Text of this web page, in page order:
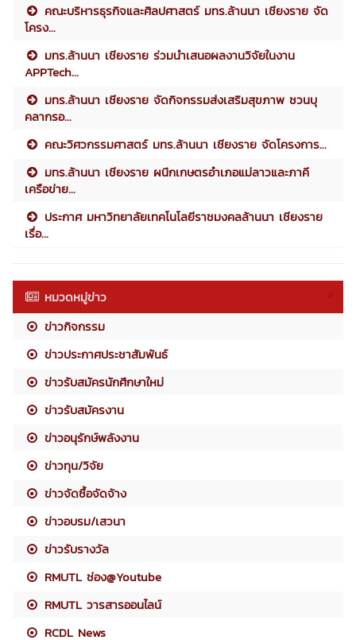
คณะบริหารธุรกิจและศิลปศาสตร์ มทร.ล้านนา เชียงราย จัด
โครง...
มทร.ล้านนา เชียงราย ร่วมนำเสนอผลงานวิจัยในงาน
APPTech...
มทร.ล้านนา เชียงราย จัดกิจกรรมส่งเสริมสุขภาพ ชวนบุ
คลากรอ...
คณะวิศวกรรมศาสตร์ มทร.ล้านนา เชียงราย จัดโครงการ...
มทร.ล้านนา เชียงราย ผนึกเกษตรอำเภอแม่ลาวและภาคี
เครือข่าย...
ประกาศ มหาวิทยาลัยเทคโนโลยีราชมงคลล้านนา เชียงราย
เรื่อ...
หมวดหมู่ข่าว
ข่าวกิจกรรม
ข่าวประกาศประชาสัมพันธ์
ข่าวรับสมัครนักศึกษาใหม่
ข่าวรับสมัครงาน
ข่าวอนุรักษ์พลังงาน
ข่าวทุน/วิจัย
ข่าวจัดซื้อจัดจ้าง
ข่าวอบรม/เสวนา
ข่าวรับรางวัล
RMUTL ช่อง@Youtube
RMUTL วารสารออนไลน์
RCDL News